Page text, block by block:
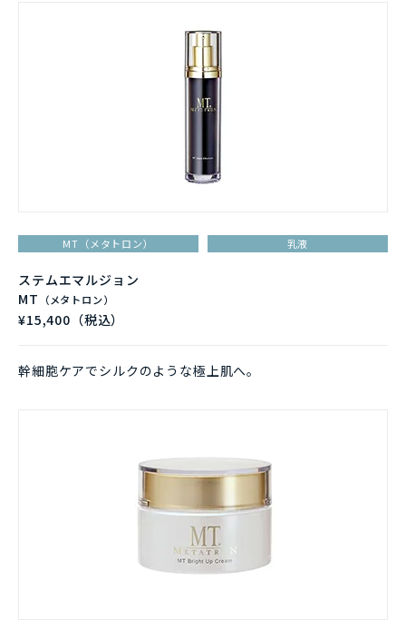
MT（メタトロン） 乳液
ステムエマルジョン
MT
（メタトロン）
¥15,400（税込）
幹細胞ケアでシルクのような極上肌へ。